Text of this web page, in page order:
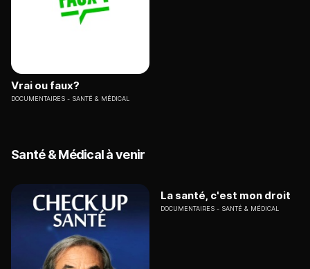
Vrai ou faux?
DOCUMENTAIRES SANTÉ & MÉDICAL
Santé & Médical à venir
La santé, c'est mon droit
DOCUMENTAIRES SANTÉ & MÉDICAL